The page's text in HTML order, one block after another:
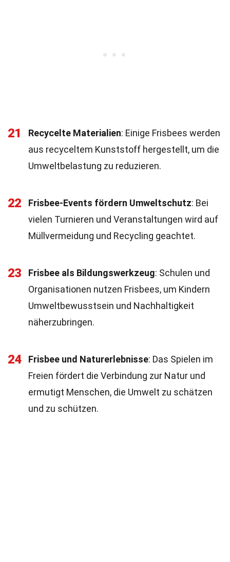
21 Recycelte Materialien: Einige Frisbees werden
aus recyceltem Kunststoff hergestellt, um die
Umweltbelastung zu reduzieren.
22 Frisbee-Events fördern Umweltschutz: Bei
vielen Turnieren und Veranstaltungen wird auf
Müllvermeidung und Recycling geachtet.
23 Frisbee als Bildungswerkzeug: Schulen und
Organisationen nutzen Frisbees, um Kindern
Umweltbewusstsein und Nachhaltigkeit
näherzubringen.
24 Frisbee und Naturerlebnisse: Das Spielen im
Freien fördert die Verbindung zur Natur und
ermutigt Menschen, die Umwelt zu schätzen
und zu schützen.